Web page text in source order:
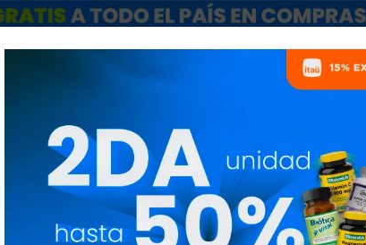
NUTRICIONISTAS
Y ÁCIDO
PRECIO($)